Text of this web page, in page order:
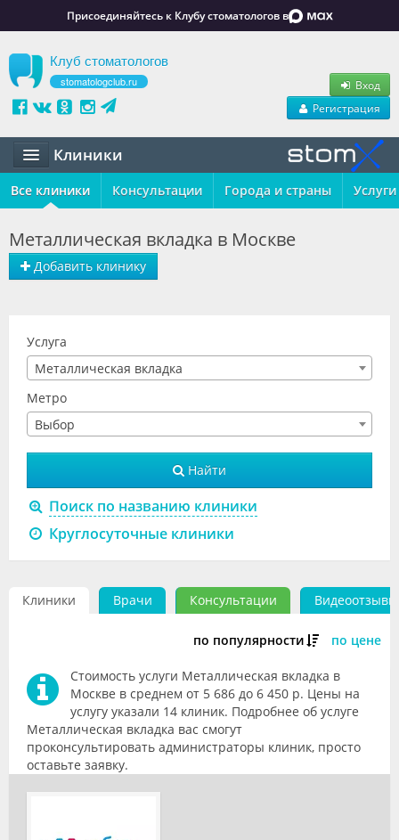
Присоединяйтесь к Клубу стоматологов в
Клуб стоматологов
stomatologclub.ru
Вход
Регистрация
Клиники
Статьи
Обучение
Резюме
Объявления
Видео
Форум
Клиники
Специалисты
Галерея
Блоги
Все клиники Консультации Города и страны Услуги
Добавить клинику
Металлическая вкладка в Москве
Услуга
Металлическая вкладка
Метро
Выбор
Найти
Поиск по названию клиники
Круглосуточные клиники
Клиники Врачи Консультации Видеоотзывы
по популярности по цене
Стоимость услуги Металлическая вкладка в
Москве в среднем от 5 686 до 6 450 р. Цены на
услугу указали 14 клиник. Подробнее об услуге
Металлическая вкладка вас смогут
проконсультировать администраторы клиник, просто
оставьте заявку.